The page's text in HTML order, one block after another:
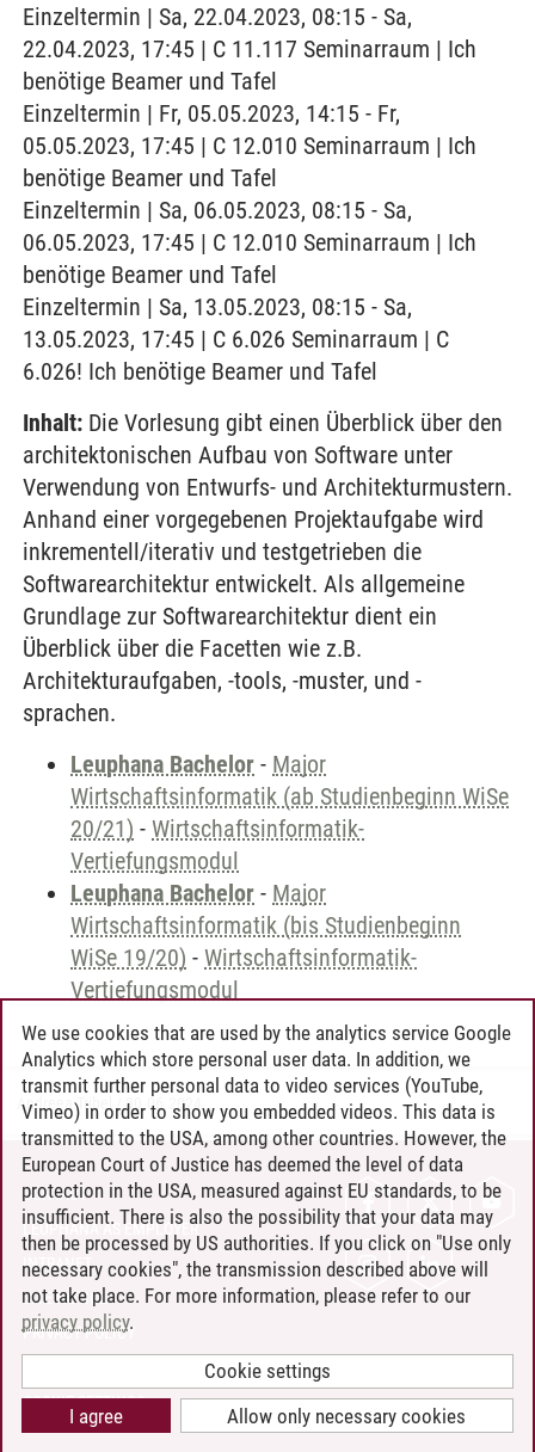
Einzeltermin | Sa, 22.04.2023, 08:15 - Sa,
22.04.2023, 17:45 | C 11.117 Seminarraum | Ich
benötige Beamer und Tafel
Einzeltermin | Fr, 05.05.2023, 14:15 - Fr,
05.05.2023, 17:45 | C 12.010 Seminarraum | Ich
benötige Beamer und Tafel
Einzeltermin | Sa, 06.05.2023, 08:15 - Sa,
06.05.2023, 17:45 | C 12.010 Seminarraum | Ich
benötige Beamer und Tafel
Einzeltermin | Sa, 13.05.2023, 08:15 - Sa,
13.05.2023, 17:45 | C 6.026 Seminarraum | C
6.026! Ich benötige Beamer und Tafel
Inhalt: Die Vorlesung gibt einen Überblick über den
architektonischen Aufbau von Software unter
Verwendung von Entwurfs- und Architekturmustern.
Anhand einer vorgegebenen Projektaufgabe wird
inkrementell/iterativ und testgetrieben die
Softwarearchitektur entwickelt. Als allgemeine
Grundlage zur Softwarearchitektur dient ein
Überblick über die Facetten wie z.B.
Architekturaufgaben, -tools, -muster, und -
sprachen.
Leuphana Bachelor - Major
Wirtschaftsinformatik (ab Studienbeginn WiSe
20/21) - Wirtschaftsinformatik-
Vertiefungsmodul
Leuphana Bachelor - Major
Wirtschaftsinformatik (bis Studienbeginn
WiSe 19/20) - Wirtschaftsinformatik-
Vertiefungsmodul
Andreea Tribel 30.06.2024
CONTACT
LEUPHANA AS EMPLOYER
INTRANET
SITE NOTICE
PRIVACY POLICY
COOKIE SETTINGS
We use cookies that are used by the analytics service Google
Analytics which store personal user data. In addition, we
transmit further personal data to video services (YouTube,
Vimeo) in order to show you embedded videos. This data is
transmitted to the USA, among other countries. However, the
European Court of Justice has deemed the level of data
protection in the USA, measured against EU standards, to be
insufficient. There is also the possibility that your data may
then be processed by US authorities. If you click on "Use only
necessary cookies", the transmission described above will
not take place. For more information, please refer to our
privacy policy.
Cookie settings
Allow only necessary cookies
I agree